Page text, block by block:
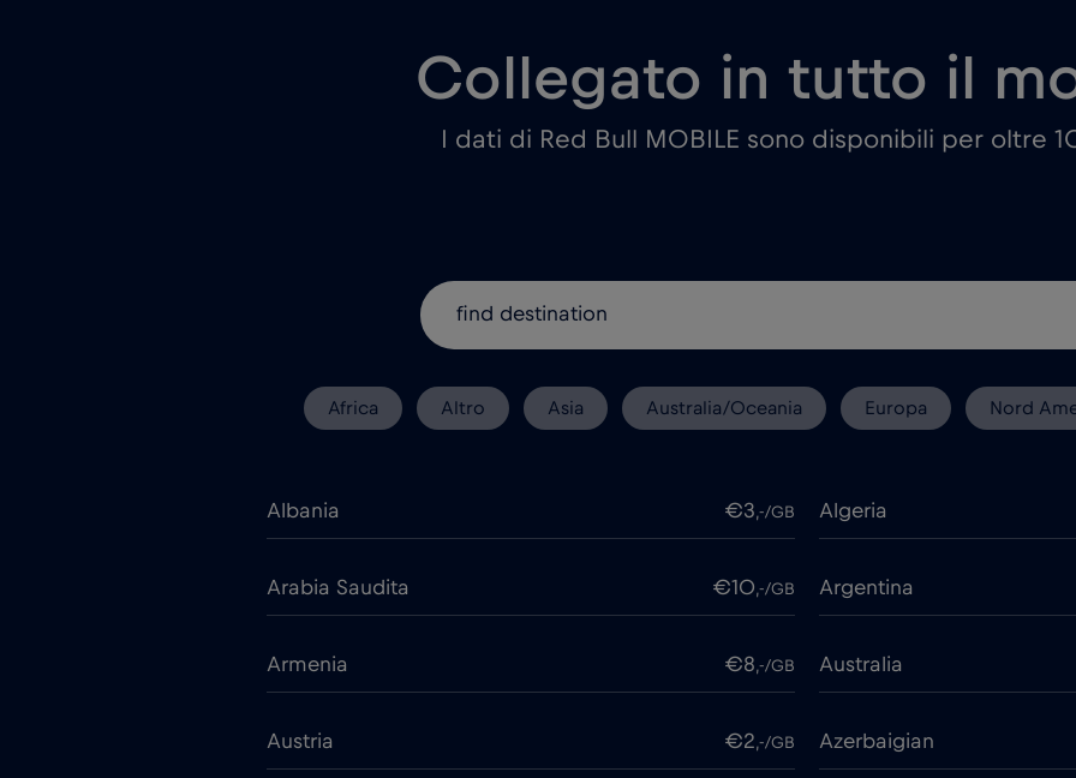
Collegato in tutto il
I dati di Red Bull MOBILE sono disponibili per oltre
Africa Altro Asia Australia/Oceania Europa Nord
Albania €3,-/GB Algeria
Arabia Saudita €10,-/GB Argentina
Armenia €8,-/GB Australia
Austria €2,-/GB Azerbaigian